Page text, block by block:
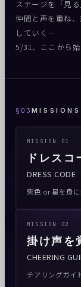
ステージを「見
仲間と声を重ね
していく…
5/31、ここから始
§03
MISSION 01
ドレスコ
DRESS CODE
紫色 or 星を身
MISSION 02
掛け声を
CHEERING
チアリングガイ